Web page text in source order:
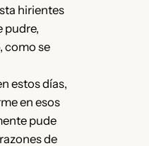
hirientes
pudre,
como se
estos días,
en esos
pude
de